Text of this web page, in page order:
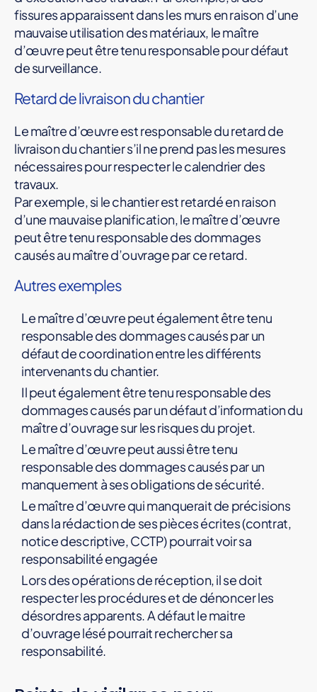
fissures apparaissent dans les murs en raison d’une
mauvaise utilisation des matériaux, le maître
d’œuvre peut être tenu responsable pour défaut
de surveillance.
Retard de livraison du chantier
Le maître d’œuvre est responsable du retard de
livraison du chantier s’il ne prend pas les mesures
nécessaires pour respecter le calendrier des
travaux.
Par exemple, si le chantier est retardé en raison
d’une mauvaise planification, le maître d’œuvre
peut être tenu responsable des dommages
causés au maître d’ouvrage par ce retard.
Autres exemples
Le maître d’œuvre peut également être tenu
responsable des dommages causés par un
défaut de coordination entre les différents
intervenants du chantier.
Il peut également être tenu responsable des
dommages causés par un défaut d’information du
maître d’ouvrage sur les risques du projet.
Le maître d’œuvre peut aussi être tenu
responsable des dommages causés par un
manquement à ses obligations de sécurité.
Le maître d’œuvre qui manquerait de précisions
dans la rédaction de ses pièces écrites (contrat,
notice descriptive, CCTP) pourrait voir sa
responsabilité engagée
Lors des opérations de réception, il se doit
respecter les procédures et de dénoncer les
désordres apparents. A défaut le maitre
d’ouvrage lésé pourrait rechercher sa
responsabilité.